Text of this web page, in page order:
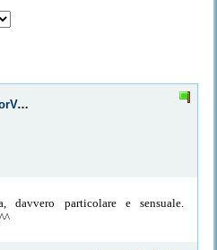
LaTerrestreCrazyForVegeta
particolare e sensuale.